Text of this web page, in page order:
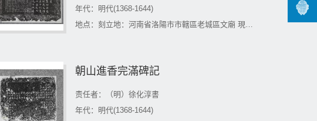
年代：明代(1368-1644)
地点：刻立地：河南省洛陽市市轄區老城區文廟 現藏地：河南省洛陽市市轄區老城區文廟
朝山進香完滿碑記
责任者：（明）徐化淳書
年代：明代(1368-1644)